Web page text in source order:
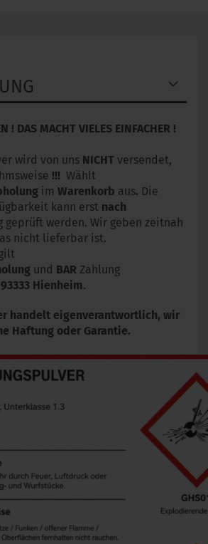
! DAS MACHT VIELES EINFACHER !
wird von uns NICHT versendet,
!!! Wählt
im Warenkorb aus. Die
kann erst nach
geprüft werden. Wir geben zeitnah
nicht lieferbar ist.
und BAR Zahlung
93333 Hienheim.
handelt eigenverantwortlich, wir
Haftung oder Garantie.